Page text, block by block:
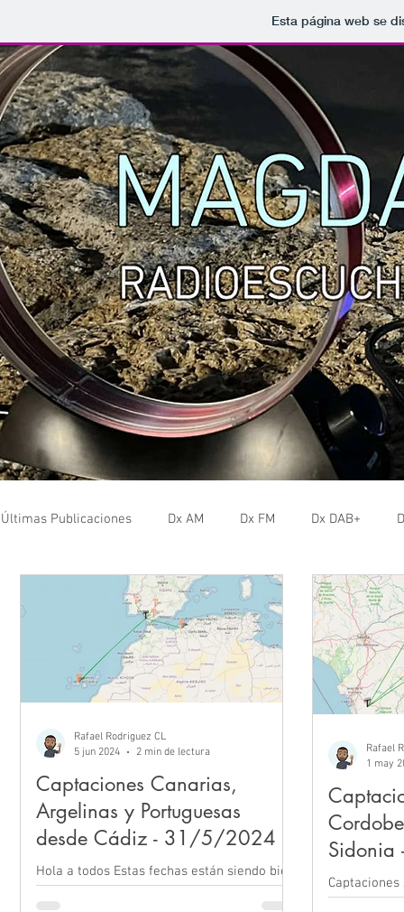
Esta página web se
Últimas Publicaciones Dx AM Dx FM Dx DAB+
Captaciones Canarias,
Argelinas y Portuguesas
desde Cádiz - 31/5/2024
Hola a todos Estas fechas están siendo bien
extrañas, pero nos llegan sorpresas
Rafael Rodriguez CL
5 jun 2024
2 min de lectura
Medina
Rafael
1 may